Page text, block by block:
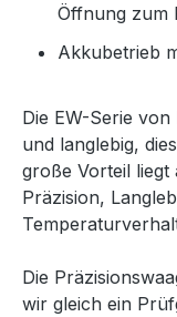
Öffnung zum
Akkubetrieb
Die EW-Serie
und langlebig,
große Vorteil liegt
Präzision,
Die
wir gleich ein